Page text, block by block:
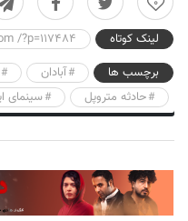
لینک کوتاه
/?p=117484
برچسب ها
آبادان
حادثه متروپل
سینمای